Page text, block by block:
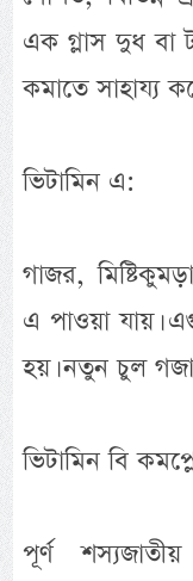
এক গ্লাস দুধ বা
কমাতে সাহায্য
ভিটামিন এ:
গাজর,
এ পাওয়া যায়।
হয়। নতুন চুল
ভিটামিন বি
পূর্ণ